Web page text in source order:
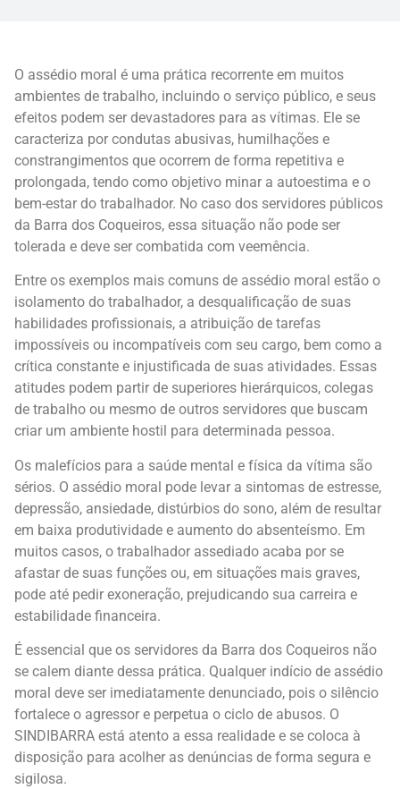
O assédio moral é uma prática recorrente em muitos
ambientes de trabalho, incluindo o serviço público, e seus
efeitos podem ser devastadores para as vítimas. Ele se
caracteriza por condutas abusivas, humilhações e
constrangimentos que ocorrem de forma repetitiva e
prolongada, tendo como objetivo minar a autoestima e o
bem-estar do trabalhador. No caso dos servidores públicos
da Barra dos Coqueiros, essa situação não pode ser
tolerada e deve ser combatida com veemência.
Entre os exemplos mais comuns de assédio moral estão o
isolamento do trabalhador, a desqualificação de suas
habilidades profissionais, a atribuição de tarefas
impossíveis ou incompatíveis com seu cargo, bem como a
crítica constante e injustificada de suas atividades. Essas
atitudes podem partir de superiores hierárquicos, colegas
de trabalho ou mesmo de outros servidores que buscam
criar um ambiente hostil para determinada pessoa.
Os malefícios para a saúde mental e física da vítima são
sérios. O assédio moral pode levar a sintomas de estresse,
depressão, ansiedade, distúrbios do sono, além de resultar
em baixa produtividade e aumento do absenteísmo. Em
muitos casos, o trabalhador assediado acaba por se
afastar de suas funções ou, em situações mais graves,
pode até pedir exoneração, prejudicando sua carreira e
estabilidade financeira.
É essencial que os servidores da Barra dos Coqueiros não
se calem diante dessa prática. Qualquer indício de assédio
moral deve ser imediatamente denunciado, pois o silêncio
fortalece o agressor e perpetua o ciclo de abusos. O
SINDIBARRA está atento a essa realidade e se coloca à
disposição para acolher as denúncias de forma segura e
sigilosa.